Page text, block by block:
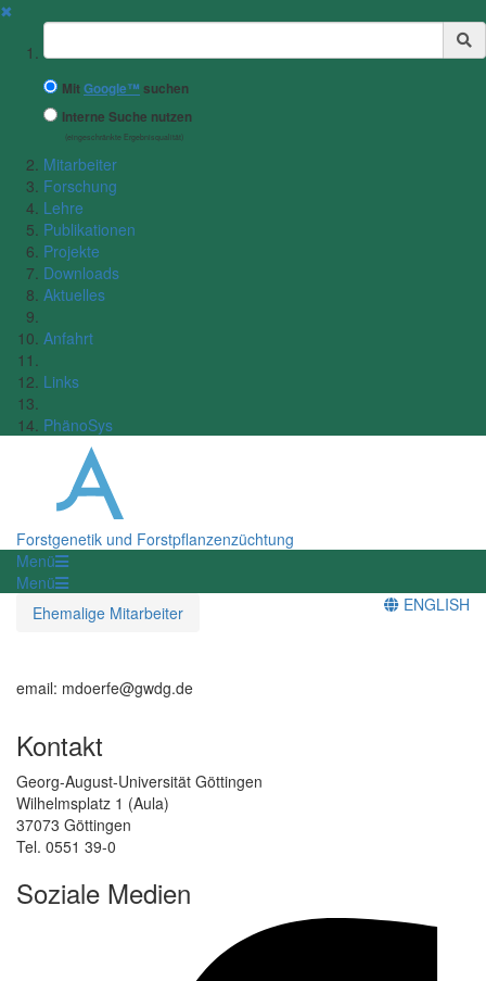
✖
Suchbegriff
MitGoogle™ suchen
Interne Suche nutzen
(eingeschränkte Ergebnisqualität)
Mitarbeiter
Forschung
Lehre
Publikationen
Projekte
Downloads
Aktuelles
Anfahrt
Links
PhänoSys
Forstgenetik und Forstpflanzenzüchtung
Menü
Menü
Ehemalige Mitarbeiter
ENGLISH
email: mdoerfe@gwdg.de
Kontakt
Georg-August-Universität Göttingen
Wilhelmsplatz 1 (Aula)
37073 Göttingen
Tel. 0551 39-0
Soziale Medien